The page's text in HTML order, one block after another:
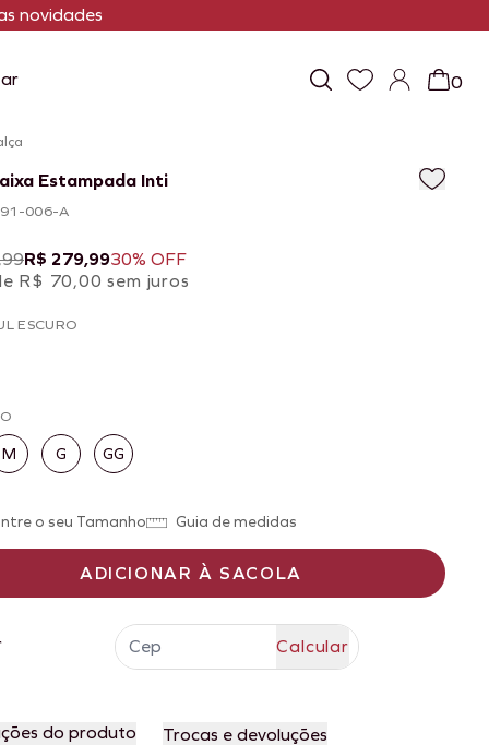
novidades
0
Estampada Inti
006-A
R$ 279,9930% OFF
R$ 70,00 sem juros
ESCURO
M G GG
o seu Tamanho Guia de medidas
ADICIONAR À SACOLA
do produto Trocas e devoluções